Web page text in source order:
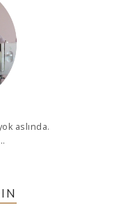
aslında.